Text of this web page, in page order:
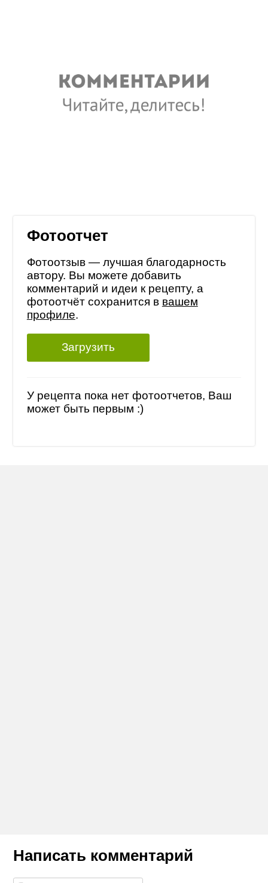
Фотоотчет
Фотоотзыв — лучшая благодарность
автору. Вы можете добавить
комментарий и идеи к рецепту, а
фотоотчёт сохранится в вашем
профиле.
Загрузить
У рецепта пока нет фотоотчетов, Ваш
может быть первым :)
Написать комментарий